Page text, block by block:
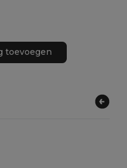
toevoegen